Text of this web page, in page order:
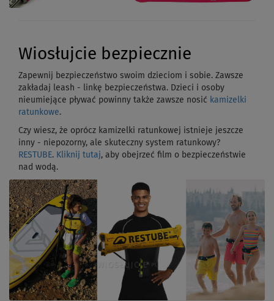
Wiosłujcie bezpiecznie
Zapewnij bezpieczeństwo swoim dzieciom i sobie. Zawsze
zakładaj leash - linkę bezpieczeństwa. Dzieci i osoby
nieumiejące pływać powinny także zawsze nosić kamizelki
ratunkowe.
Czy wiesz, że oprócz kamizelki ratunkowej istnieje jeszcze
inny - niepozorny, ale skuteczny system ratunkowy?
RESTUBE. Kliknij tutaj, aby obejrzeć film o bezpieczeństwie
nad wodą.